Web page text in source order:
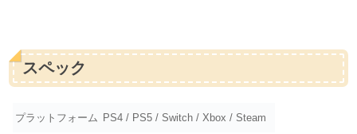
スペック
プラットフォーム PS4 / PS5 / Switch / Xbox / Steam